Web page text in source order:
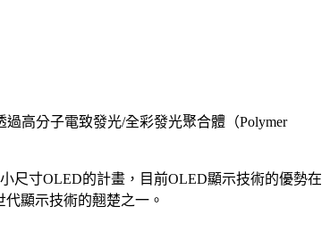
高分子電致發光/全彩發光聚合體（Polymer
尺寸OLED的計畫，目前OLED顯示技術的優勢在
顯示技術的翹楚之一。